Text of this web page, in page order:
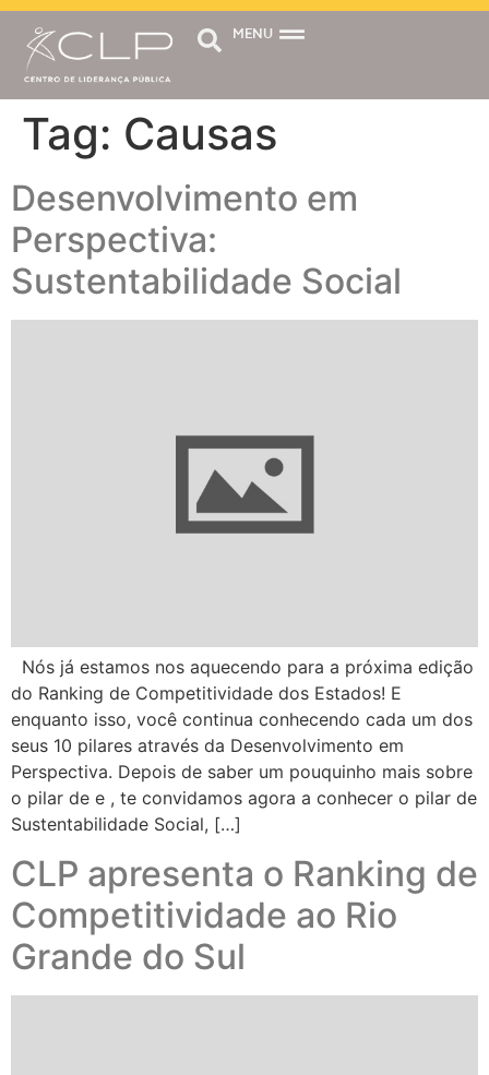
MENU
Tag: Causas
Desenvolvimento em
Perspectiva:
Sustentabilidade Social
Nós já estamos nos aquecendo para a próxima edição
do Ranking de Competitividade dos Estados! E
enquanto isso, você continua conhecendo cada um dos
seus 10 pilares através da Desenvolvimento em
Perspectiva. Depois de saber um pouquinho mais sobre
o pilar de e , te convidamos agora a conhecer o pilar de
Sustentabilidade Social, […]
CLP apresenta o Ranking de
Competitividade ao Rio
Grande do Sul